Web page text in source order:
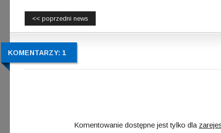
<< poprzedni news
KOMENTARZY: 1
Komentowanie dostępne jest tylko dla